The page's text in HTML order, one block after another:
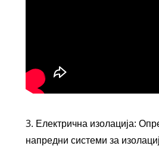
3. Електрична изолација:
напредни системи за